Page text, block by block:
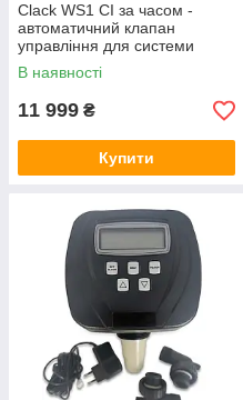
Clack WS1 CI за часом -
автоматичний клапан
управління для системи
пом'якшення та
комплексного очищення води
В наявності
11 999 ₴
Купити